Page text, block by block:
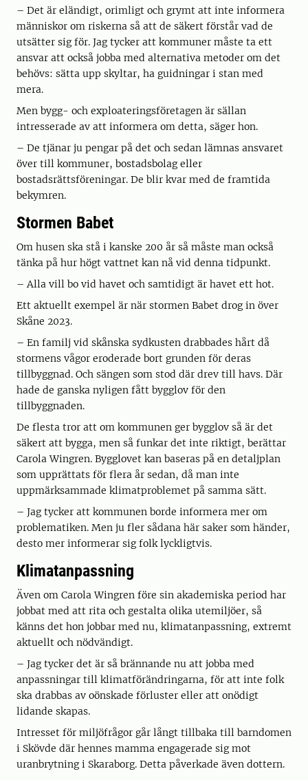
– Det är eländigt, orimligt och grymt att inte informera
människor om riskerna så att de säkert förstår vad de
utsätter sig för. Jag tycker att kommuner måste ta ett
ansvar att också jobba med alternativa metoder om det
behövs: sätta upp skyltar, ha guidningar i stan med
mera.
Men bygg- och exploateringsföretagen är sällan
intresserade av att informera om detta, säger hon.
– De tjänar ju pengar på det och sedan lämnas ansvaret
över till kommuner, bostadsbolag eller
bostadsrättsföreningar. De blir kvar med de framtida
bekymren.
Stormen Babet
Om husen ska stå i kanske 200 år så måste man också
tänka på hur högt vattnet kan nå vid denna tidpunkt.
– Alla vill bo vid havet och samtidigt är havet ett hot.
Ett aktuellt exempel är när stormen Babet drog in över
Skåne 2023.
– En familj vid skånska sydkusten drabbades hårt då
stormens vågor eroderade bort grunden för deras
tillbyggnad. Och sängen som stod där drev till havs. Där
hade de ganska nyligen fått bygglov för den
tillbyggnaden.
De flesta tror att om kommunen ger bygglov så är det
säkert att bygga, men så funkar det inte riktigt, berättar
Carola Wingren. Bygglovet kan baseras på en detaljplan
som upprättats för flera år sedan, då man inte
uppmärksammade klimatproblemet på samma sätt.
– Jag tycker att kommunen borde informera mer om
problematiken. Men ju fler sådana här saker som händer,
desto mer informerar sig folk lyckligtvis.
Klimatanpassning
Även om Carola Wingren före sin akademiska period har
jobbat med att rita och gestalta olika utemiljöer, så
känns det hon jobbar med nu, klimatanpassning, extremt
aktuellt och nödvändigt.
– Jag tycker det är så brännande nu att jobba med
anpassningar till klimatförändringarna, för att inte folk
ska drabbas av oönskade förluster eller att onödigt
lidande skapas.
Intresset för miljöfrågor går långt tillbaka till barndomen
i Skövde där hennes mamma engagerade sig mot
uranbrytning i Skaraborg. Detta påverkade även dottern.